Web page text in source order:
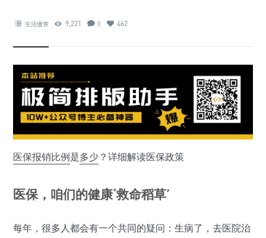
生活缴查 9,221 0 462
医保报销比例是多少 ？详细解读医保政策
医保，咱们的健康‘救命稻草’
每年，很多人都会有一个共同的疑问：生病了，去医院治